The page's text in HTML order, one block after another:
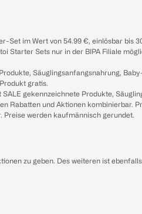
im Wert von 54.99 €, einlösbar bis
Starter Sets nur in der BIPA Filiale
Säuglingsanfangsnahrung,
gratis.
gekennzeichnete Produkte,
Rabatten und Aktionen kombinierbar.
Preise werden kaufmännisch gerundet.
zu geben. Des weiteren ist